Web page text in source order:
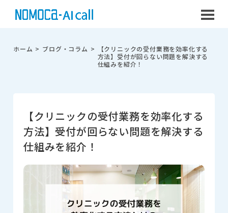
ホーム > ブログ・コラム >
【クリニックの受付業務を効率化する
方法】受付が回らない問題を解決する
仕組みを紹介！
【クリニックの受付業務を効率化する
方法】受付が回らない問題を解決する
仕組みを紹介！